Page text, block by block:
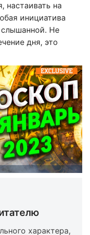
настаивать на
инициатива
Не
дня, это
характера,